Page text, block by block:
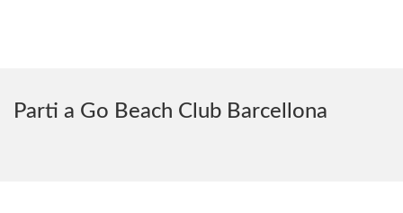
Parti a Go Beach Club Barcellona